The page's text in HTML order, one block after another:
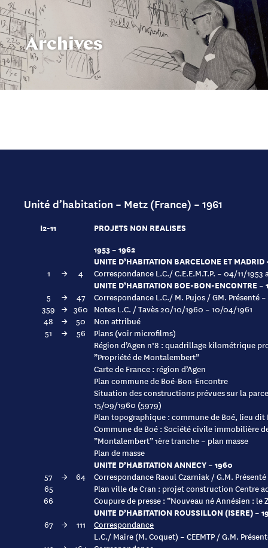
Archives
Unité d’habitation – Metz (France) – 1961
I2-11
PROJETS NON REALISES
1953 – 1962
UNITE D’HABITATION BARCELONE ET
1 → 4 Correspondance L.C./ C.E.E.M.T.P. – 04/11/1953
UNITE D’HABITATION BOE-BON-ENCONTRE –
5 → 47
Correspondance L.C./ M. Pujos / GM. Présenté
359 → 360 Notes L.C. / Tavès 20/10/1960 – 10/04/1961
48
→ 50
Non attribué
51
→ 56
Plans (voir microfilms)
Région d’Agen n°8 : quadrillage kilométrique
”Propriété de Montalembert”
Carte de France : région d’Agen
Plan commune de Boé-Bon-Encontre
Situation des constructions prévues sur la
15/09/1960 (5979)
Plan topographique : commune de Boé, lieu
Commune de Boé : Société civile immobilière
”Montalembert” 1ère tranche – plan masse
Plan de masse
UNITE D’HABITATION ANNECY – 1960
57 → 64
Correspondance Raoul Czarniak / G.M.
65
Plan ville de Cran : projet construction Centre
66
Coupure de presse : ”Nouveau né Annésien : le
UNITE D’HABITATION ROUSSILLON (ISERE) –
67 → 111
Correspondance
L.C./ Maire (M. Coquet) – CEEMTP / G.M.